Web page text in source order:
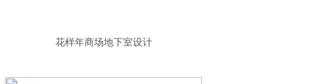
花样年商场地下室设计